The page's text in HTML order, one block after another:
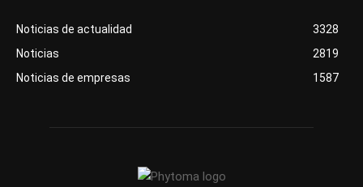
Noticias de actualidad
3328
Noticias
2819
Noticias de empresas
1587